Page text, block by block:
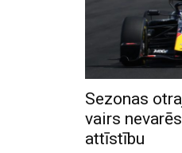
Sezonas
vairs
attīstību